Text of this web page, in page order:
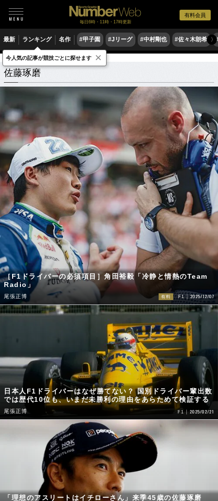
有料会員
毎日6時・11時・17時更新
最新 ランキング 名作 #甲子園 #Jリーグ #中村剛也 #佐々木朗希 〉
佐藤琢磨 関連記事
佐藤琢磨
［F1ドライバーの必須項目］角田裕毅「冷静と情熱のTeam
Radio」
尾張正博 有料 F1 2025/12/07
日本人F1ドライバーはなぜ勝てない？ 国別ドライバー輩出数
では歴代10位も、いまだ未勝利の理由をあらためて検証する
尾張正博 F1 2025/02/21
「理想のアスリートはイチローさん」来季45歳の佐藤琢磨
今人気の記事が競技ごとに探せます ×